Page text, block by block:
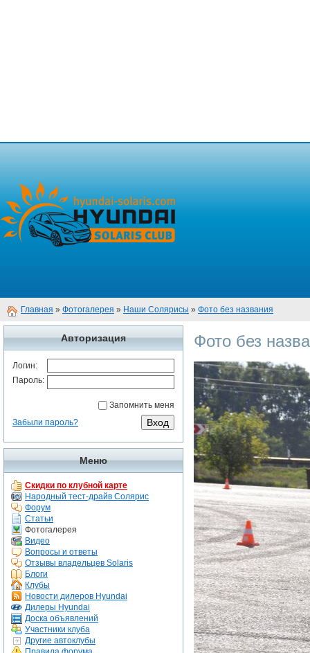
Главная » Фотогалерея » Наши Солярисы » Фото без названия
Авторизация
Логин:
Пароль:
Запомнить меня
Забыли пароль?
Меню
Скидки по клубной карте
Народный тест-драйв Солярис
Форум
Статьи
Фотогалерея
Видео
Вопросы и ответы
Отзывы владельцев Solaris
Блоги
Клубы
Новости дилеров Hyundai
Дилеры Hyundai
Доска объявлений
Участники клуба
Другие автоклубы
Фото без